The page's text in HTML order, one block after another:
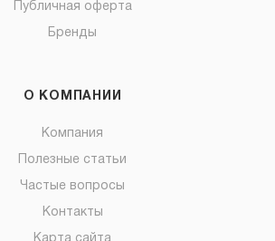
Публичная оферта
Бренды
О КОМПАНИИ
Компания
Полезные статьи
Частые вопросы
Контакты